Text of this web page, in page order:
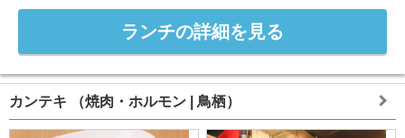
ランチの詳細を見る
カンテキ （焼肉・ホルモン | 鳥栖）